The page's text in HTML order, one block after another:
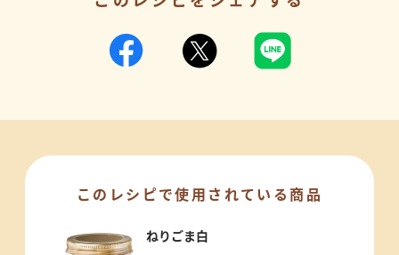
このレシピで使用されている商品
ねりごま白